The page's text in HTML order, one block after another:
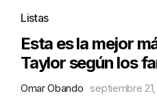
Listas
Esta es la mejor
Taylor según los
Omar Obando septiembre 21,